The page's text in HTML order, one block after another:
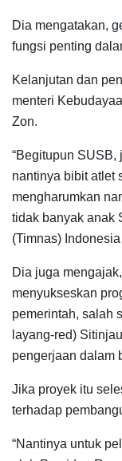
Dia mengatakan,
fungsi penting
Kelanjutan dan
menteri
Zon.
“Begitupun
nantinya bibit atlet
mengharumkan
tidak banyak anak
(Timnas)
Dia juga
menyukseskan
pemerintah, salah
layang-red)
pengerjaan dalam
Jika proyek itu
terhadap
“Nantinya untuk